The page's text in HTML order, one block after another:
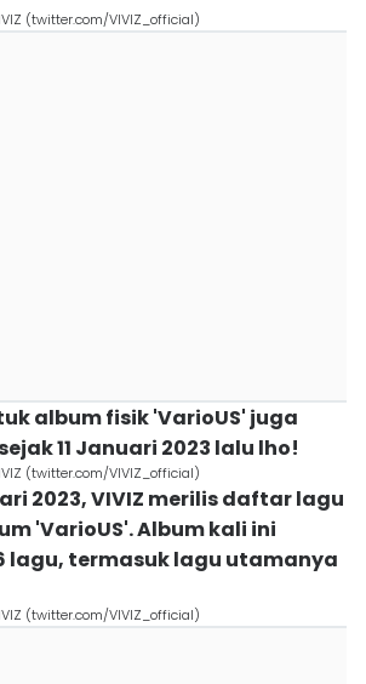
(twitter.com/VIVIZ_official)
album fisik 'VarioUS' juga
11 Januari 2023 lalu lho!
(twitter.com/VIVIZ_official)
2023, VIVIZ merilis daftar lagu
'VarioUS'. Album kali ini
lagu, termasuk lagu utamanya
(twitter.com/VIVIZ_official)